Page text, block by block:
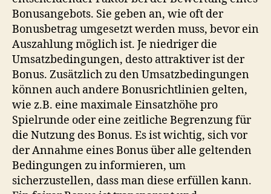
Bonusangebots. Sie geben an, wie oft der
Bonusbetrag umgesetzt werden muss, bevor ein
Auszahlung möglich ist. Je niedriger die
Umsatzbedingungen, desto attraktiver ist der
Bonus. Zusätzlich zu den Umsatzbedingungen
können auch andere Bonusrichtlinien gelten,
wie z.B. eine maximale Einsatzhöhe pro
Spielrunde oder eine zeitliche Begrenzung für
die Nutzung des Bonus. Es ist wichtig, sich vor
der Annahme eines Bonus über alle geltenden
Bedingungen zu informieren, um
sicherzustellen, dass man diese erfüllen kann.